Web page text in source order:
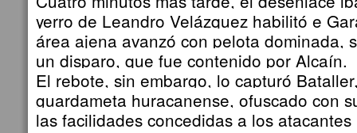
yerro de Leandro Velázquez habilitó e
área ajena avanzó con pelota dominada,
un disparo, que fue contenido por Alcaín.
El rebote, sin embargo, lo capturó
guardameta huracanense, ofuscado con
las facilidades concedidas a los